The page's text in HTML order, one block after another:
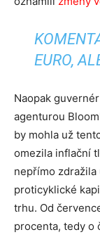
EURO,
Naopak
agenturou
by mohla už
omezila inflační
nepřímo zdražila
proticyklické
trhu. Od
procenta, tedy o